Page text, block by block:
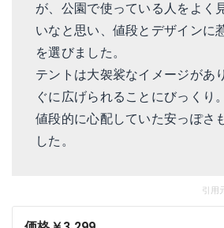
が、公園で使っている人をよく
いなと思い、値段とデザインに
を選びました。
テントは大袈裟なイメージがあ
ぐに広げられることにびっくり。
値段的に心配していた安っぽさ
した。
引用